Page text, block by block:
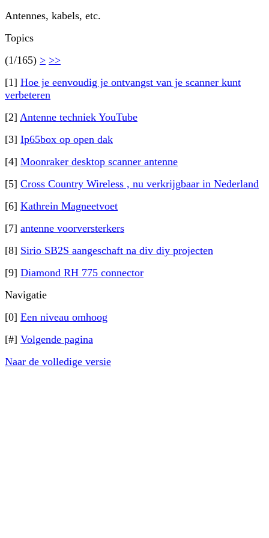
Antennes, kabels, etc.
Topics
(1/165) > >>
[1] Hoe je eenvoudig je ontvangst van je scanner kunt
verbeteren
[2] Antenne techniek YouTube
[3] Ip65box op open dak
[4] Moonraker desktop scanner antenne
[5] Cross Country Wireless , nu verkrijgbaar in Nederland
[6] Kathrein Magneetvoet
[7] antenne voorversterkers
[8] Sirio SB2S aangeschaft na div diy projecten
[9] Diamond RH 775 connector
Navigatie
[0] Een niveau omhoog
[#] Volgende pagina
Naar de volledige versie